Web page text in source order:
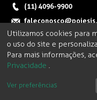
(11) 4096-9900
Utilizamos cookies para
o uso do site e
Para mais informações,
Privacidade .
Ver preferências